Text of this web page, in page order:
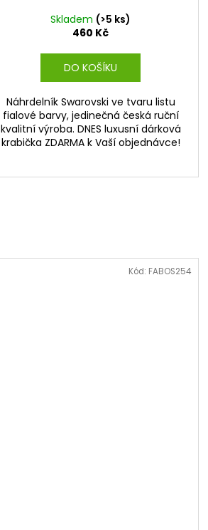
Skladem (>5 ks)
460 Kč
DO KOŠÍKU
Náhrdelník Swarovski ve tvaru listu
fialové barvy, jedinečná česká ruční
kvalitní výroba. DNES luxusní dárková
krabička ZDARMA k Vaší objednávce!
Kód: FABOS254